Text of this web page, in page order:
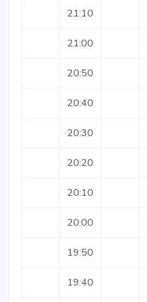
21:10
21:00
20:50
20:40
20:30
20:20
20:10
20:00
19:50
19:40